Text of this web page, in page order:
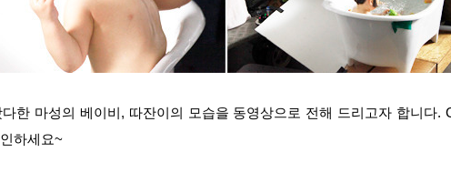
한 마성의 베이비, 따잔이의 모습을 동영상으로 전해 드리고자 합니다.
하세요~